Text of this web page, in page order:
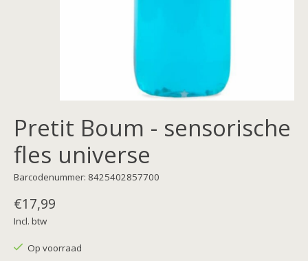
Pretit Boum - sensorische
fles universe
Barcodenummer: 8425402857700
€17,99
Incl. btw
Op voorraad